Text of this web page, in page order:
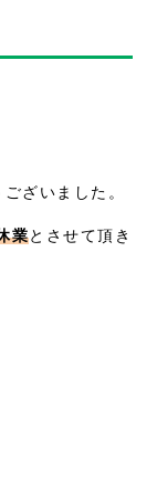
ざいました。
業とさせて頂き